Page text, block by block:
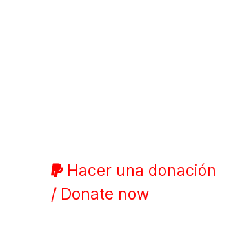
Hacer una donación
/ Donate now